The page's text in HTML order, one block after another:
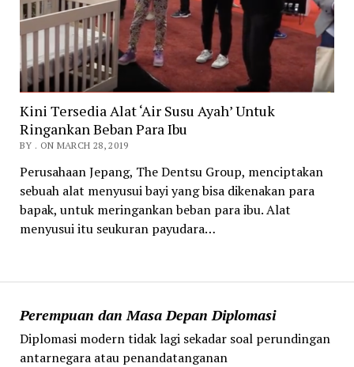
Perempuan dan Masa Depan Diplomasi
Diplomasi modern tidak lagi sekadar soal perundingan
antarnegara atau penandatanganan
Kini Tersedia Alat ‘Air Susu Ayah’ Untuk
Ringankan Beban Para Ibu
BY . ON MARCH 28, 2019
Perusahaan Jepang, The Dentsu Group, menciptakan
sebuah alat menyusui bayi yang bisa dikenakan para
bapak, untuk meringankan beban para ibu. Alat
menyusui itu seukuran payudara…